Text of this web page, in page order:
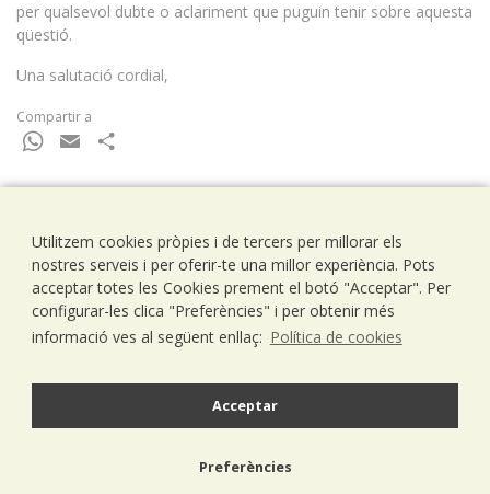
per qualsevol dubte o aclariment que puguin tenir sobre aquesta
qüestió.
Una salutació cordial,
Compartir a
WhatsApp
Email
Ramells Ramoneda
Assessors - Consultors
C/ Balmes 203, 1º 1ª
08006 Barcelona
T..93 238 79 26
política de privacitat política de cookies
Utilitzem cookies pròpies i de tercers per millorar els
nostres serveis i per oferir-te una millor experiència. Pots
acceptar totes les Cookies prement el botó "Acceptar". Per
configurar-les clica "Preferències" i per obtenir més
informació ves al següent enllaç: Política de cookies
Acceptar
Preferències